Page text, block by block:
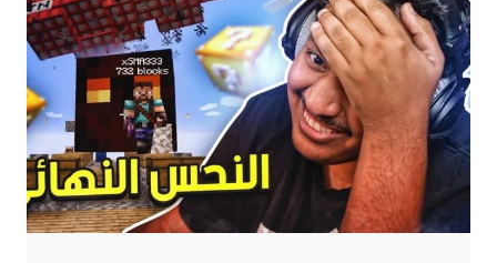
|
MINECRAFT
ONE
LUCKY
BLOCK